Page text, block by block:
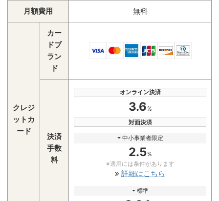
月額費用 無料
クレジ
ットカ
ード
カー
ドブ
ラン
ド
決済
手数
料
オンライン決済
3.6 %
対面決済
⏷ 中小事業者限定
2.5%
※適用には条件があります
詳細はこちら
⏷ 標準